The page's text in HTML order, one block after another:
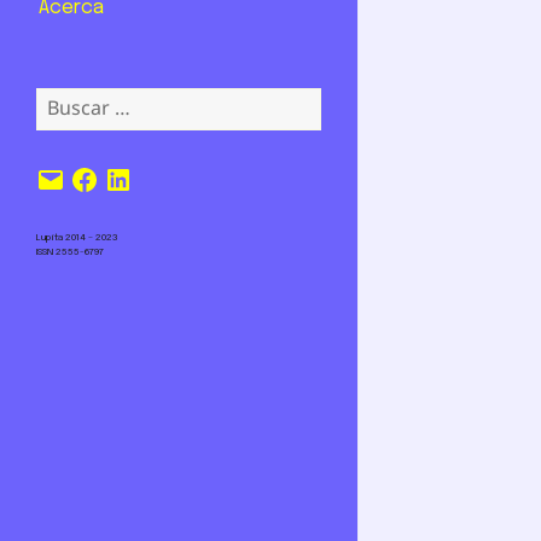
Acerca
Buscar:
Correo
electrónico
Facebook
LinkedIn
Lupita 2014 – 2023
ISSN 2555-6797